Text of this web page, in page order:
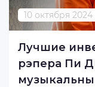
10 октября 2024
Лучшие
рэпера Пи